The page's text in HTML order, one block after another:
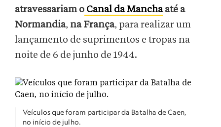
atravessariam o Canal da Manchaaté a
Normandia, na França, para realizar um
lançamento de suprimentos e tropas na
noite de 6 de junho de 1944.
Veículos que foram participar da Batalha de Caen,
no início de julho.